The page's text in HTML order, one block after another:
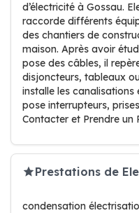
d’électricité à Gossau.
raccorde différents
des chantiers de
maison. Après avoir
pose des câbles, il
disjoncteurs, tableaux
installe les canalisations
pose interrupteurs,
Contacter et Prendre un
Prestations de
condensation